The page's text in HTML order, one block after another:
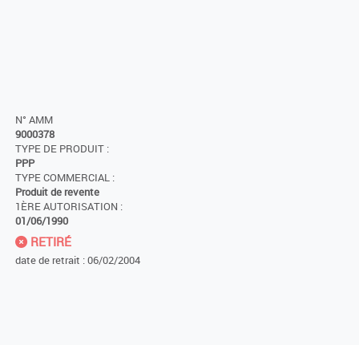
N° AMM
9000378
TYPE DE PRODUIT :
PPP
TYPE COMMERCIAL :
Produit de revente
1ÈRE AUTORISATION :
01/06/1990
RETIRÉ
date de retrait : 06/02/2004